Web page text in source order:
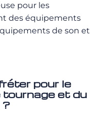
pour les
des équipements
de son et
pour le
tournage et du
?